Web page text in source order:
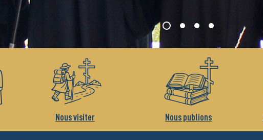
Nous visiter Nous publions